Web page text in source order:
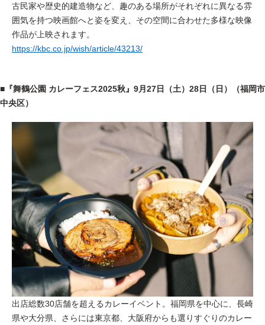
古民家や歴史的建造物など、趣のある場所がそれぞれに異なる雰
囲気を持つ映画館へと姿を変え、その空間に合わせた多様な映像
作品が上映されます。
https://kbc.co.jp/wish/article/43213/
■『舞鶴公園 カレーフェス2025秋』9月27日（土）28日（日）（福岡市
中央区）
出店総数30店舗を超えるカレーイベント。福岡県を中心に、長崎
県や大分県、さらには東京都、大阪府からも選りすぐりのカレー